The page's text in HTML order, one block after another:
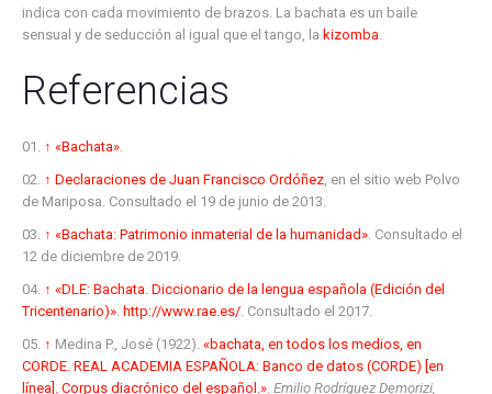
indica con cada movimiento de brazos. La bachata es un baile
sensual y de seducción al igual que el tango, lakizomba
Referencias
↑ «Bachata»
↑ Declaraciones de Juan Francisco Ordóñez , en el sitio web Polvo
de Mariposa. Consultado el 19 de junio de 2013.
↑ «Bachata: Patrimonio inmaterial de la humanidad» . Consultado el
12 de diciembre de 2019
↑ «DLE: Bachata. Diccionario de la lengua española (Edición del
Tricentenario)» .http://www.rae.es/ . Consultado el 2017
↑ Medina P., José (1922).«bachata, en todos los medios, en
CORDE. REAL ACADEMIA ESPAÑOLA: Banco de datos (CORDE) [en
línea]. Corpus diacrónico del español.» .Emilio Rodríguez Demorizi,